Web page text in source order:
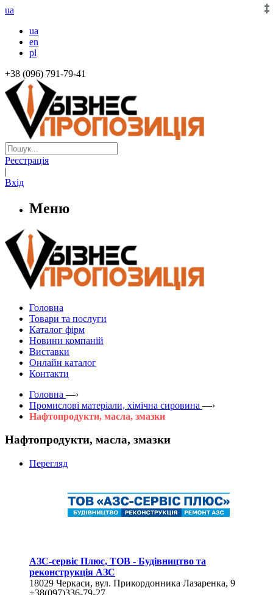
ua
ua
en
pl
+38 (096) 791-79-41
Реєстрація
|
Вхід
Меню
Головна
Товари та послуги
Каталог фірм
Новини компаній
Виставки
Онлайн каталог
Контакти
Головна —›
Промислові матеріали, хімічна сировина —›
Нафтопродукти, масла, змазки
Нафтопродукти, масла, змазки
Перегляд
АЗС-сервіс Плюс, ТОВ - Будівництво та
реконструкція АЗС
18029 Черкаси, вул. Прикордонника Лазаренка, 9
+38(097)336-79-27